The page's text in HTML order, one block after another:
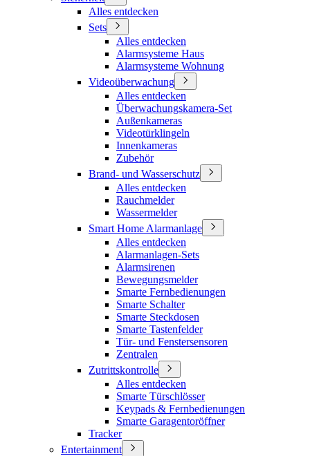
Alles entdecken
Sets
Alles entdecken
Alarmsysteme Haus
Alarmsysteme Wohnung
Videoüberwachung
Alles entdecken
Überwachungskamera-Set
Außenkameras
Videotürklingeln
Innenkameras
Zubehör
Brand- und Wasserschutz
Alles entdecken
Rauchmelder
Wassermelder
Smart Home Alarmanlage
Alles entdecken
Alarmanlagen-Sets
Alarmsirenen
Bewegungsmelder
Smarte Fernbedienungen
Smarte Schalter
Smarte Steckdosen
Smarte Tastenfelder
Tür- und Fenstersensoren
Zentralen
Zutrittskontrolle
Alles entdecken
Smarte Türschlösser
Keypads & Fernbedienungen
Smarte Garagentoröffner
Tracker
Entertainment